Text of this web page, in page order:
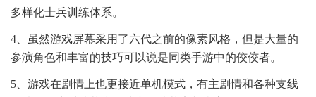
多样化士兵训练体系。
4、虽然游戏屏幕采用了六代之前的像素风格，但是大量的
参演角色和丰富的技巧可以说是同类手游中的佼佼者。
5、游戏在剧情上也更接近单机模式，有主剧情和各种支线